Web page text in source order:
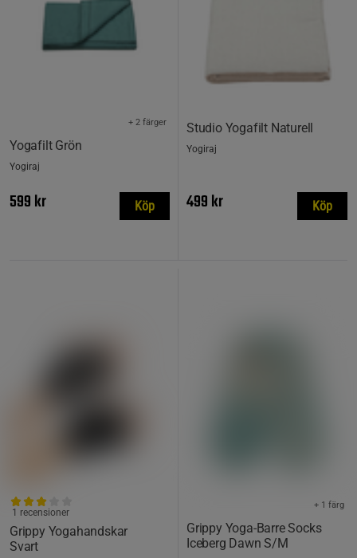
Yogafilt Grön
+ 2 färger
Yogiraj
599 kr Köp
Studio Yogafilt Naturell
Yogiraj
499 kr Köp
Grippy Yogahandskar
Svart
1 recensioner
Grippy Yoga-Barre Socks
Iceberg Dawn S/M
+ 1 färg